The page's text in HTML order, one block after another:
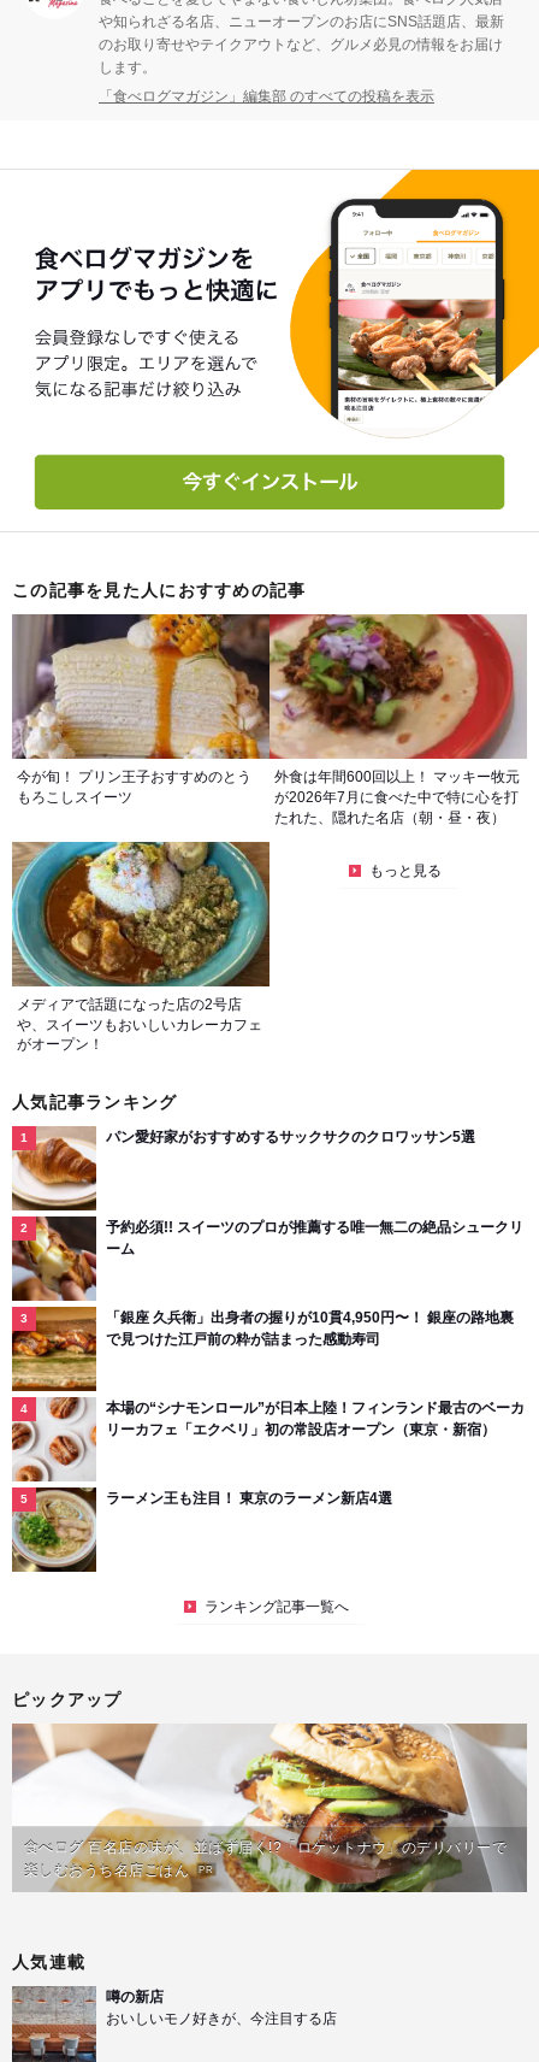
や知られざる名店、ニューオープンのお店にSNS話題店、最新
のお取り寄せやテイクアウトなど、グルメ必見の情報をお届け
します。
「食べログマガジン」編集部 のすべての投稿を表示
この記事を見た人におすすめの記事
今が旬！ プリン王子おすすめのとう
もろこしスイーツ
外食は年間600回以上！ マッキー牧元
が2026年7月に食べた中で特に心を打
たれた、隠れた名店（朝・昼・夜）
メディアで話題になった店の2号店
や、スイーツもおいしいカレーカフェ
がオープン！
もっと見る
人気記事ランキング
パン愛好家がおすすめするサックサクのクロワッサン5選
予約必須!! スイーツのプロが推薦する唯一無二の絶品シュークリ
ーム
「銀座 久兵衛」出身者の握りが10貫4,950円〜！ 銀座の路地裏
で見つけた江戸前の粋が詰まった感動寿司
本場の“シナモンロール”が日本上陸！フィンランド最古のベーカ
リーカフェ「エクベリ」初の常設店オープン（東京・新宿）
ラーメン王も注目！ 東京のラーメン新店4選
ランキング記事一覧へ
ピックアップ
食べログ 百名店の味が、並ばず届く!?「ロケットナウ」のデリバリーで
楽しむおうち名店ごはん PR
人気連載
噂の新店
おいしいモノ好きが、今注目する店